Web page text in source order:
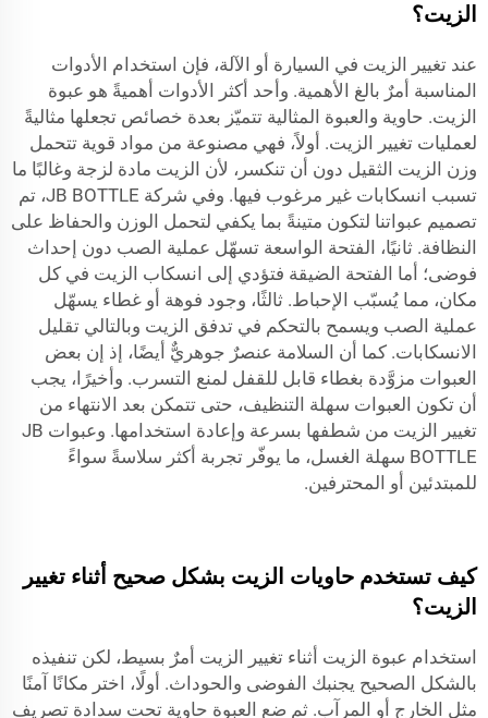
الزيت؟
عند تغيير الزيت في السيارة أو الآلة، فإن استخدام الأدوات
المناسبة أمرٌ بالغ الأهمية. وأحد أكثر الأدوات أهميةً هو عبوة
الزيت. حاوية والعبوة المثالية تتميّز بعدة خصائص تجعلها مثاليةً
لعمليات تغيير الزيت. أولاً، فهي مصنوعة من مواد قوية تتحمل
وزن الزيت الثقيل دون أن تنكسر، لأن الزيت مادة لزجة وغالبًا ما
تسبب انسكابات غير مرغوب فيها. وفي شركة JB BOTTLE، تم
تصميم عبواتنا لتكون متينةً بما يكفي لتحمل الوزن والحفاظ على
النظافة. ثانيًا، الفتحة الواسعة تسهّل عملية الصب دون إحداث
فوضى؛ أما الفتحة الضيقة فتؤدي إلى انسكاب الزيت في كل
مكان، مما يُسبّب الإحباط. ثالثًا، وجود فوهة أو غطاء يسهّل
عملية الصب ويسمح بالتحكم في تدفق الزيت وبالتالي تقليل
الانسكابات. كما أن السلامة عنصرٌ جوهريٌّ أيضًا، إذ إن بعض
العبوات مزوَّدة بغطاء قابل للقفل لمنع التسرب. وأخيرًا، يجب
أن تكون العبوات سهلة التنظيف، حتى تتمكن بعد الانتهاء من
تغيير الزيت من شطفها بسرعة وإعادة استخدامها. وعبوات JB
BOTTLE سهلة الغسل، ما يوفّر تجربة أكثر سلاسةً سواءً
للمبتدئين أو المحترفين.
كيف تستخدم حاويات الزيت بشكل صحيح أثناء تغيير
الزيت؟
استخدام عبوة الزيت أثناء تغيير الزيت أمرٌ بسيط، لكن تنفيذه
بالشكل الصحيح يجنبك الفوضى والحوداث. أولًا، اختر مكانًا آمنًا
مثل الخارج أو المرآب. ثم ضع العبوة حاوية تحت سدادة تصريف